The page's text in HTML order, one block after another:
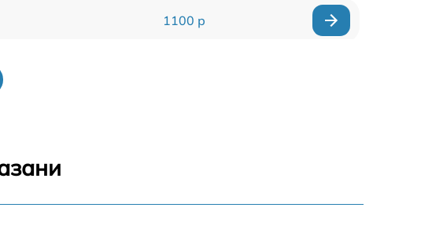
1100 р